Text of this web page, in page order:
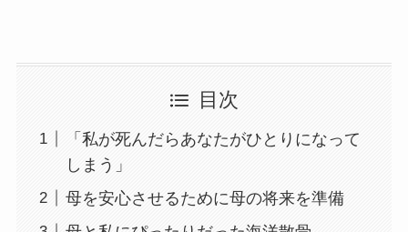
目次
「私が死んだらあなたがひとりになって
しまう」
母を安心させるために母の将来を準備